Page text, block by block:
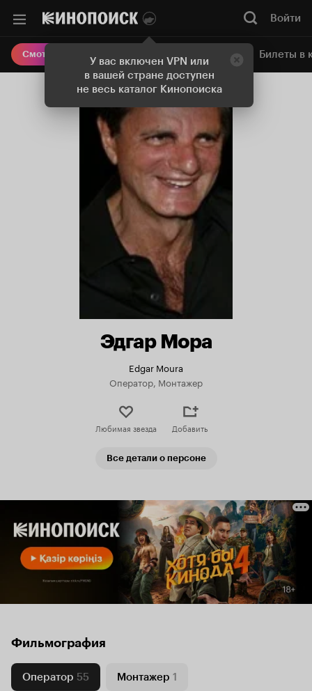
У вас включен VPN или
в вашей стране доступен
не весь каталог Кинопоиска
Войти
Смотреть кино Онлайн-кинотеатр Билеты в
Эдгар Мора
Edgar Moura
Оператор, Монтажер
Любимая звезда Добавить
Все детали о персоне
Фильмография
Оператор 55 Монтажер 1